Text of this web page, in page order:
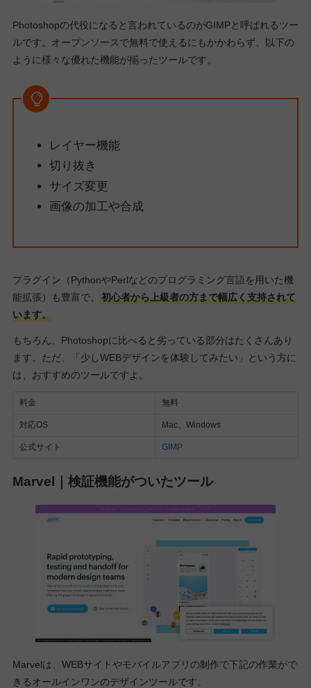
Photoshopの代役になると言われているのがGIMPと呼ばれるツー
ルです。オープンソースで無料で使えるにもかかわらず、以下の
ように様々な優れた機能が揃ったツールです。
レイヤー機能
切り抜き
サイズ変更
画像の加工や合成
プラグイン（PythonやPerlなどのプログラミング言語を用いた機
能拡張）も豊富で、
初心者から上級者の方まで幅広く支持されて
います。
もちろん、Photoshopに比べると劣っている部分はたくさんあり
ます。ただ、「少しWEBデザインを体験してみたい」という方に
は、おすすめのツールですよ。
料金 無料
対応OS Mac、Windows
公式サイト GIMP
Marvel｜検証機能がついたツール
Marvelは、WEBサイトやモバイルアプリの制作で下記の作業がで
きるオールインワンのデザインツールです。